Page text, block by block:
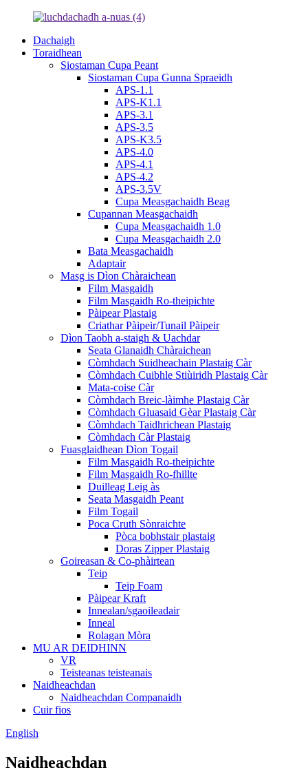
Dachaigh
Toraidhean
Siostaman Cupa Peant
Siostaman Cupa Gunna Spraeidh
APS-1.1
APS-K1.1
APS-3.1
APS-3.5
APS-K3.5
APS-4.0
APS-4.1
APS-4.2
APS-3.5V
Cupa Measgachaidh Beag
Cupannan Measgachaidh
Cupa Measgachaidh 1.0
Cupa Measgachaidh 2.0
Bata Measgachaidh
Adaptair
Masg is Dìon Chàraichean
Film Masgaidh
Film Masgaidh Ro-theipichte
Pàipear Plastaig
Criathar Pàipeir/Tunail Pàipeir
Dìon Taobh a-staigh & Uachdar
Seata Glanaidh Chàraichean
Còmhdach Suidheachain Plastaig Càr
Còmhdach Cuibhle Stiùiridh Plastaig Càr
Mata-coise Càr
Còmhdach Breic-làimhe Plastaig Càr
Còmhdach Gluasaid Gèar Plastaig Càr
Còmhdach Taidhrichean Plastaig
Còmhdach Càr Plastaig
Fuasglaidhean Dìon Togail
Film Masgaidh Ro-theipichte
Film Masgaidh Ro-fhillte
Duilleag Leig às
Seata Masgaidh Peant
Film Togail
Poca Cruth Sònraichte
Pòca bobhstair plastaig
Doras Zipper Plastaig
Goireasan & Co-phàirtean
Teip
Teip Foam
Pàipear Kraft
Innealan/sgaoileadair
Inneal
Rolagan Mòra
MU AR DEIDHINN
VR
Teisteanas teisteanais
Naidheachdan
Naidheachdan Companaidh
Cuir fios
English
Naidheachdan